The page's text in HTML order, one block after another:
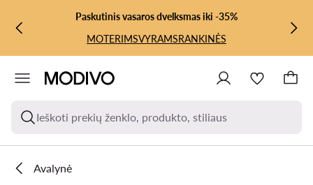
PEREITI PRIE PAGRINDINIO TURINIO
PEREITI Į PAIEŠKĄPaskutinis vasaros dvelksmas iki -35%
MOTERIMSVYRAMSRANKINĖS
Ieškoti prekių ženklo, produkto, stiliaus
Avalynė